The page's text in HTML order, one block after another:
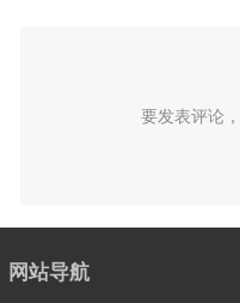
要发表评论
网站导航